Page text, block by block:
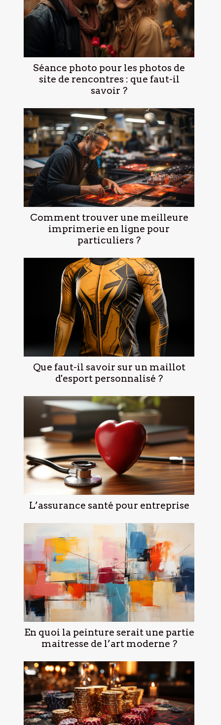
Séance photo pour les photos de
site de rencontres : que faut-il
savoir ?
Comment trouver une meilleure
imprimerie en ligne pour
particuliers ?
Que faut-il savoir sur un maillot
d'esport personnalisé ?
L’assurance santé pour entreprise
En quoi la peinture serait une partie
maitresse de l’art moderne ?